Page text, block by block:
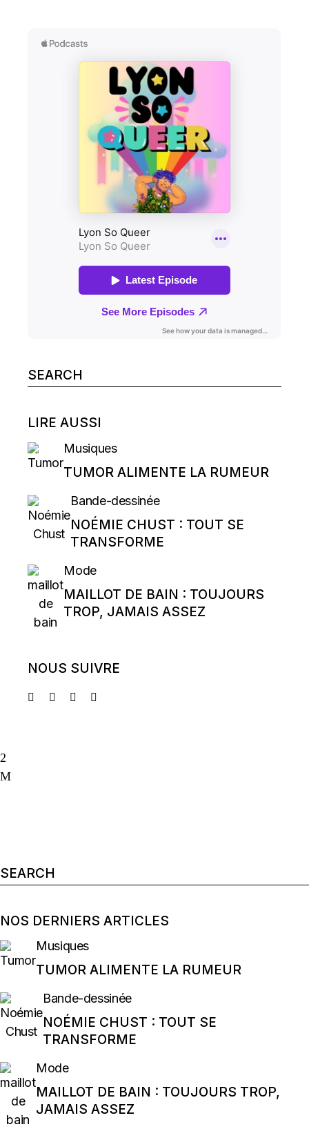
Search
for:
LIRE AUSSI
Musiques
TUMOR ALIMENTE LA RUMEUR
Bande-dessinée
NOÉMIE CHUST : TOUT SE
TRANSFORME
Mode
MAILLOT DE BAIN : TOUJOURS
TROP, JAMAIS ASSEZ
NOUS SUIVRE
Search
for:
NOS DERNIERS ARTICLES
Musiques
TUMOR ALIMENTE LA RUMEUR
Bande-dessinée
NOÉMIE CHUST : TOUT SE
TRANSFORME
Mode
MAILLOT DE BAIN : TOUJOURS TROP,
JAMAIS ASSEZ